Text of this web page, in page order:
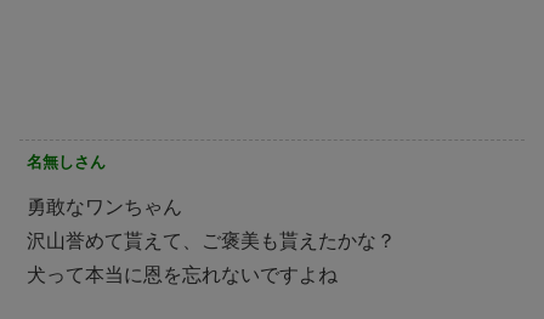
名無しさん
勇敢なワンちゃん
沢山誉めて貰えて、ご褒美も貰えたかな？
犬って本当に恩を忘れないですよね